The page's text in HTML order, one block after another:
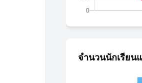
จำนวนนักเรียน